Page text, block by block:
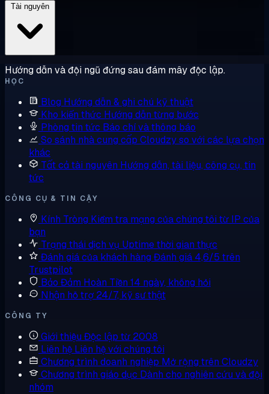
Hướng dẫn và đội ngũ đứng sau đám mây độc lập.
HỌC
Blog Hướng dẫn & ghi chú kỹ thuật
Kho kiến thức Hướng dẫn từng bước
Phòng tin tức Báo chí và thông báo
So sánh nhà cung cấp Cloudzy so với các lựa chọn
khác
Tất cả tài nguyên Hướng dẫn, tài liệu, công cụ, tin
tức
CÔNG CỤ & TIN CẬY
Kính Tròng Kiểm tra mạng của chúng tôi từ IP của
bạn
Trạng thái dịch vụ Uptime thời gian thực
Đánh giá của khách hàng Đánh giá 4,6/5 trên
Trustpilot
Bảo Đảm Hoàn Tiền 14 ngày, không hỏi
Nhận hỗ trợ 24/7, kỹ sư thật
CÔNG TY
Giới thiệu Độc lập từ 2008
Liên hệ Liên hệ với chúng tôi
Chương trình doanh nghiệp Mở rộng trên Cloudzy
Chương trình giáo dục Dành cho nghiên cứu và đội
nhóm